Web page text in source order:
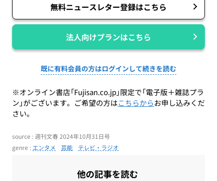
無料ニュースレター登録はこちら
法人向けプランはこちら
既に有料会員の方はログインして続きを読む
※オンライン書店「Fujisan.co.jp」限定で「電子版＋雑誌プラ
ン」がございます。ご希望の方はこちらからお申し込みくだ
さい。
source : 週刊文春 2024年10月31日号
genre : エンタメ 芸能 テレビ・ラジオ
他の記事を読む